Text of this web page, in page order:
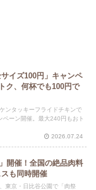
イズ100円」キャンペ
ク、何杯でも100円で
ンタッキーフライドチキンで
ペーン開催。最大240円もおト
2026.07.24
開催！全国の絶品肉料
も同時開催
東京・日比谷公園で「肉祭